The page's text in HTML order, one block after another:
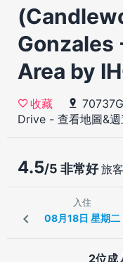
Gonzales
Area by
收藏
Drive - 查看地圖&
4.5/5 非常好旅
入住
2位成